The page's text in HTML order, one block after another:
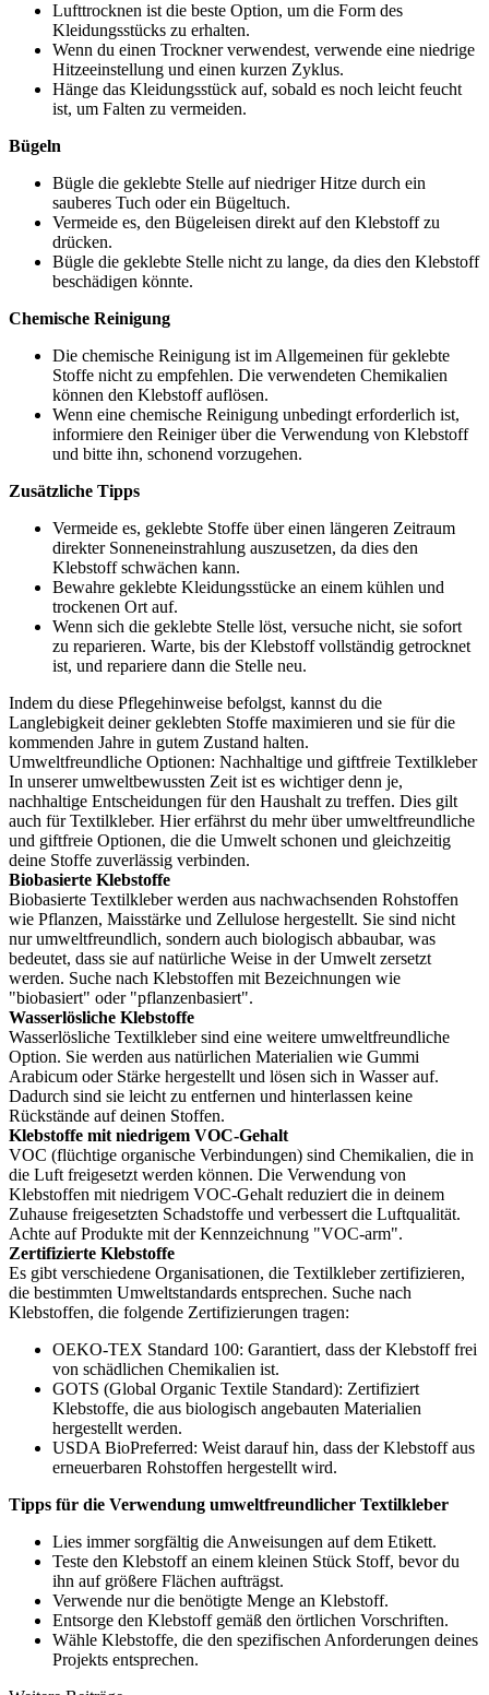
Lufttrocknen ist die beste Option, um die Form des
Kleidungsstücks zu erhalten.
Wenn du einen Trockner verwendest, verwende eine niedrige
Hitzeeinstellung und einen kurzen Zyklus.
Hänge das Kleidungsstück auf, sobald es noch leicht feucht
ist, um Falten zu vermeiden.
Bügeln
Bügle die geklebte Stelle auf niedriger Hitze durch ein
sauberes Tuch oder ein Bügeltuch.
Vermeide es, den Bügeleisen direkt auf den Klebstoff zu
drücken.
Bügle die geklebte Stelle nicht zu lange, da dies den Klebstoff
beschädigen könnte.
Chemische Reinigung
Die chemische Reinigung ist im Allgemeinen für geklebte
Stoffe nicht zu empfehlen. Die verwendeten Chemikalien
können den Klebstoff auflösen.
Wenn eine chemische Reinigung unbedingt erforderlich ist,
informiere den Reiniger über die Verwendung von Klebstoff
und bitte ihn, schonend vorzugehen.
Zusätzliche Tipps
Vermeide es, geklebte Stoffe über einen längeren Zeitraum
direkter Sonneneinstrahlung auszusetzen, da dies den
Klebstoff schwächen kann.
Bewahre geklebte Kleidungsstücke an einem kühlen und
trockenen Ort auf.
Wenn sich die geklebte Stelle löst, versuche nicht, sie sofort
zu reparieren. Warte, bis der Klebstoff vollständig getrocknet
ist, und repariere dann die Stelle neu.
Indem du diese Pflegehinweise befolgst, kannst du die
Langlebigkeit deiner geklebten Stoffe maximieren und sie für die
kommenden Jahre in gutem Zustand halten.
Umweltfreundliche Optionen: Nachhaltige und giftfreie Textilkleber
In unserer umweltbewussten Zeit ist es wichtiger denn je,
nachhaltige Entscheidungen für den Haushalt zu treffen. Dies gilt
auch für Textilkleber. Hier erfährst du mehr über umweltfreundliche
und giftfreie Optionen, die die Umwelt schonen und gleichzeitig
deine Stoffe zuverlässig verbinden.
Biobasierte Klebstoffe
Biobasierte Textilkleber werden aus nachwachsenden Rohstoffen
wie Pflanzen, Maisstärke und Zellulose hergestellt. Sie sind nicht
nur umweltfreundlich, sondern auch biologisch abbaubar, was
bedeutet, dass sie auf natürliche Weise in der Umwelt zersetzt
werden. Suche nach Klebstoffen mit Bezeichnungen wie
"biobasiert" oder "pflanzenbasiert".
Wasserlösliche Klebstoffe
Wasserlösliche Textilkleber sind eine weitere umweltfreundliche
Option. Sie werden aus natürlichen Materialien wie Gummi
Arabicum oder Stärke hergestellt und lösen sich in Wasser auf.
Dadurch sind sie leicht zu entfernen und hinterlassen keine
Rückstände auf deinen Stoffen.
Klebstoffe mit niedrigem VOC-Gehalt
VOC (flüchtige organische Verbindungen) sind Chemikalien, die in
die Luft freigesetzt werden können. Die Verwendung von
Klebstoffen mit niedrigem VOC-Gehalt reduziert die in deinem
Zuhause freigesetzten Schadstoffe und verbessert die Luftqualität.
Achte auf Produkte mit der Kennzeichnung "VOC-arm".
Zertifizierte Klebstoffe
Es gibt verschiedene Organisationen, die Textilkleber zertifizieren,
die bestimmten Umweltstandards entsprechen. Suche nach
Klebstoffen, die folgende Zertifizierungen tragen:
OEKO-TEX Standard 100: Garantiert, dass der Klebstoff frei
von schädlichen Chemikalien ist.
GOTS (Global Organic Textile Standard): Zertifiziert
Klebstoffe, die aus biologisch angebauten Materialien
hergestellt werden.
USDA BioPreferred: Weist darauf hin, dass der Klebstoff aus
erneuerbaren Rohstoffen hergestellt wird.
Tipps für die Verwendung umweltfreundlicher Textilkleber
Lies immer sorgfältig die Anweisungen auf dem Etikett.
Teste den Klebstoff an einem kleinen Stück Stoff, bevor du
ihn auf größere Flächen aufträgst.
Verwende nur die benötigte Menge an Klebstoff.
Entsorge den Klebstoff gemäß den örtlichen Vorschriften.
Wähle Klebstoffe, die den spezifischen Anforderungen deines
Projekts entsprechen.